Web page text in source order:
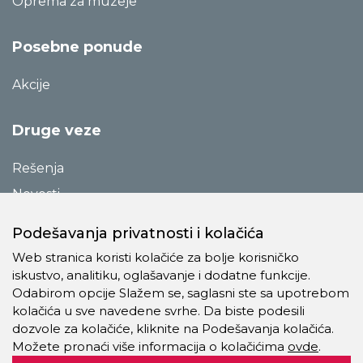
Posebne ponude
Akcije
Druge veze
Rešenja
Novosti
O preduzeću
Kontakt
Pravila o privatnosti
Kolačići
Podešavanja privatnosti i kolačića
Web stranica koristi kolačiće za bolje korisničko
iskustvo, analitiku, oglašavanje i dodatne funkcije.
Odabirom opcije Slažem se, saglasni ste sa upotrebom
kolačića u sve navedene svrhe. Da biste podesili
dozvole za kolačiće, kliknite na Podešavanja kolačića.
Možete pronaći više informacija o kolačićima ovde.